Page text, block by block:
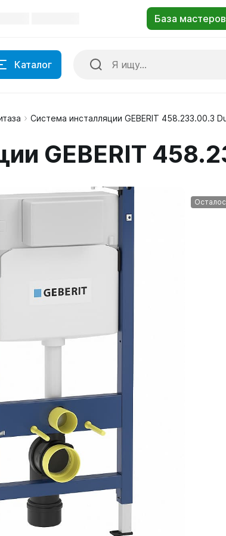
Каталог
Система инсталляции GEBERIT 458.233.00.3
GEBERIT